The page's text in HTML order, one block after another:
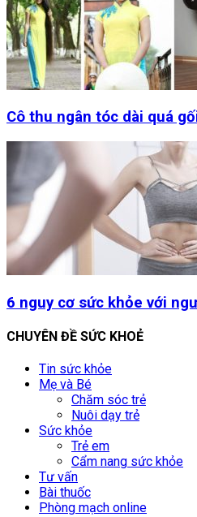
Cô thu ngân tóc dài quá
6 nguy cơ sức khỏe với
CHUYÊN ĐỀ SỨC KHOẺ
Tin sức khỏe
Mẹ và Bé
Chăm sóc trẻ
Nuôi dạy trẻ
Sức khỏe
Trẻ em
Cẩm nang sức khỏe
Tư vấn
Bài thuốc
Phòng mạch online